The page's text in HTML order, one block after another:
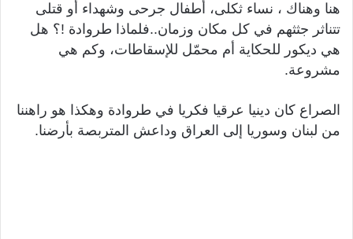
هنا وهناك ، نساء ثكلى، أطفال جرحى وشهداء أو قتلى
تتناثر جثثهم في كل مكان وزمان..فلماذا طروادة !؟ هل
هي ديكور للحكاية أم محمّل للإسقاطات، وكم هي
مشروعة.
الصراع كان دينيا عرقيا فكريا في طروادة وهكذا هو راهننا
من لبنان وسوريا إلى العراق وداعش المتربصة بأرضنا.